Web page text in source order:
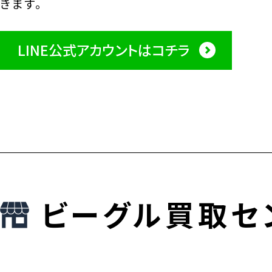
きます。
LINE公式アカウントはコチラ
ビーグル買取セ